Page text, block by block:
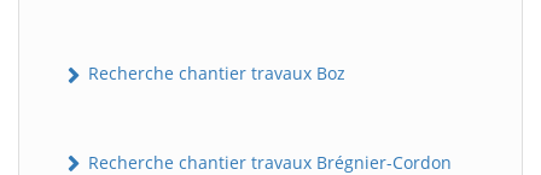
Recherche chantier travaux Boz
Recherche chantier travaux Brégnier-Cordon